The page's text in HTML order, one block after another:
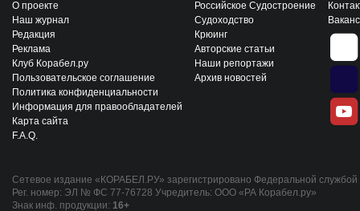
О проекте
Наш журнал
Редакция
Реклама
Клуб Корабел.ру
Пользовательское соглашение
Политика конфиденциальности
Информация для правообладателей
Карта сайта
F.A.Q.
Российское Судостроение
Судоходство
Крюинг
Авторские статьи
Наши репортажи
Архив новостей
Сетевое издание «КОРАБЕЛ.РУ» зарегистрировано Федеральной
Рег. номер: ЭЛ № ФС 77-76728 Учредитель: ООО «РА Корабел.ру»
Знак инф. продукции: 16+